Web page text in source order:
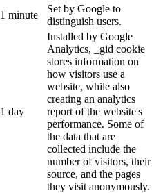
1 minute
Set by Google to
distinguish users.
1 day
Installed by Google
Analytics, _gid cookie
stores information on
how visitors use a
website, while also
creating an analytics
report of the website's
performance. Some of
the data that are
collected include the
number of visitors, their
source, and the pages
they visit anonymously.